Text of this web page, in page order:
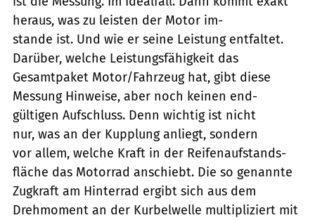
heraus, was zu leisten der Motor im-
stande ist. Und wie er seine Leistung entfaltet.
Darüber, welche Leistungsfähigkeit das
Gesamtpaket Motor/Fahrzeug hat, gibt diese
Messung Hinweise, aber noch keinen end-
gültigen Aufschluss. Denn wichtig ist nicht
nur, was an der Kupplung anliegt, sondern
vor allem, welche Kraft in der Reifenaufstands-
fläche das Motorrad anschiebt. Die so genannte
Zugkraft am Hinterrad ergibt sich aus dem
Drehmoment an der Kurbelwelle multipliziert mit